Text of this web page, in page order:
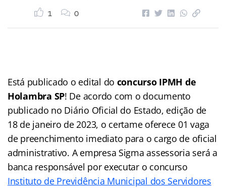
1 0
Está publicado o edital do concurso IPMH de
Holambra SP! De acordo com o documento
publicado no Diário Oficial do Estado, edição de
18 de janeiro de 2023, o certame oferece 01 vaga
de preenchimento imediato para o cargo de oficial
administrativo. A empresa Sigma assessoria será a
banca responsável por executar o concurso
Instituto de Previdência Municipal dos Servidores